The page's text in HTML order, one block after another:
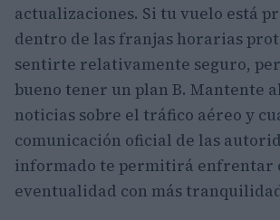
actualizaciones. Si tu vuelo está
dentro de las franjas horarias
sentirte relativamente seguro,
bueno tener un plan B. Mantente
noticias sobre el tráfico aéreo y
comunicación oficial de las
informado te permitirá enfrentar
eventualidad con más